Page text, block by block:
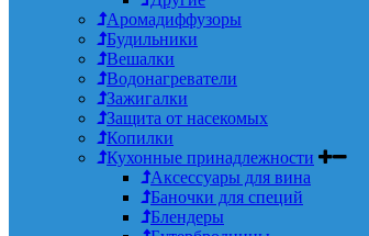
Аромадиффузоры
Будильники
Вешалки
Водонагреватели
Зажигалки
Защита от насекомых
Копилки
Кухонные принадлежности
Аксессуары для вина
Баночки для специй
Блендеры